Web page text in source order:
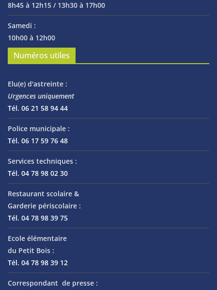
8h45 à 12h15 / 13h30 à 17h00
Samedi :
10h00 à 12h00
Numéros utiles
Elu(e) d'astreinte :
Urgences uniquement
Tél. 06 21 58 94 44
Police municipale :
Tél. 06 17 59 76 48
Services techniques :
Tél. 04 78 98 02 30
Restaurant scolaire &
Garderie périscolaire :
Tél. 04 78 98 39 75
Ecole élémentaire
du Petit Bois :
Tél. 04 78 98 39 12
Correspondant de presse :